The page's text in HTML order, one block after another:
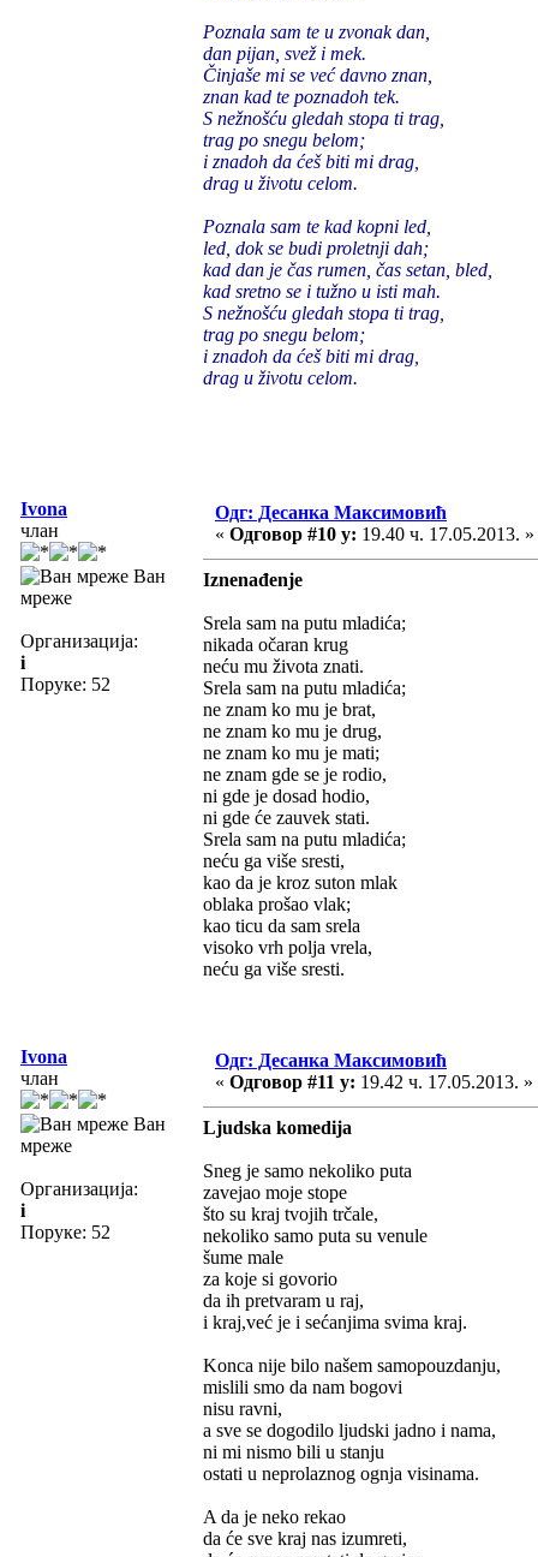
Poznala sam te u zvonak dan,
dan pijan, svež i mek.
Činjaše mi se već davno znan,
znan kad te poznadoh tek.
S nežnošću gledah stopa ti trag,
trag po snegu belom;
i znadoh da ćeš biti mi drag,
drag u životu celom.
Poznala sam te kad kopni led,
led, dok se budi proletnji dah;
kad dan je čas rumen, čas setan, bled,
kad sretno se i tužno u isti mah.
S nežnošću gledah stopa ti trag,
trag po snegu belom;
i znadoh da ćeš biti mi drag,
drag u životu celom.
Ivona
члан
Ван
мреже
Организација:
i
Поруке: 52
Одг: Десанка Максимовић
« Одговор #10 у: 19.40 ч. 17.05.2013. »
Iznenađenje
Srela sam na putu mladića;
nikada očaran krug
neću mu života znati.
Srela sam na putu mladića;
ne znam ko mu je brat,
ne znam ko mu je drug,
ne znam ko mu je mati;
ne znam gde se je rodio,
ni gde je dosad hodio,
ni gde će zauvek stati.
Srela sam na putu mladića;
neću ga više sresti,
kao da je kroz suton mlak
oblaka prošao vlak;
kao ticu da sam srela
visoko vrh polja vrela,
neću ga više sresti.
Ivona
члан
Ван
мреже
Организација:
i
Поруке: 52
Одг: Десанка Максимовић
« Одговор #11 у: 19.42 ч. 17.05.2013. »
Ljudska komedija
Sneg je samo nekoliko puta
zavejao moje stope
što su kraj tvojih trčale,
nekoliko samo puta su venule
šume male
za koje si govorio
da ih pretvaram u raj,
i kraj,već je i sećanjima svima kraj.
Konca nije bilo našem samopouzdanju,
mislili smo da nam bogovi
nisu ravni,
a sve se dogodilo ljudski jadno i nama,
ni mi nismo bili u stanju
ostati u neprolaznog ognja visinama.
A da je neko rekao
da će sve kraj nas izumreti,